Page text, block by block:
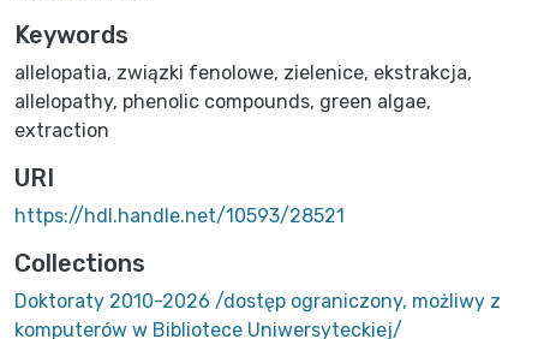
Keywords
allelopatia, związki fenolowe, zielenice, ekstrakcja,
allelopathy, phenolic compounds, green algae,
extraction
URI
https://hdl.handle.net/10593/28521
Collections
Doktoraty 2010-2026 /dostęp ograniczony, możliwy z
komputerów w Bibliotece Uniwersyteckiej/